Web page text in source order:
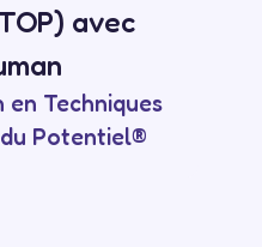
avec
en Techniques
Potentiel®